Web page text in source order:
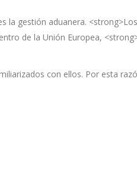
gestión aduanera.
de la Unión Europea,
con ellos. Por esta